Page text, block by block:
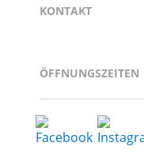
KONTAKT
ÖFFNUNGSZEITEN